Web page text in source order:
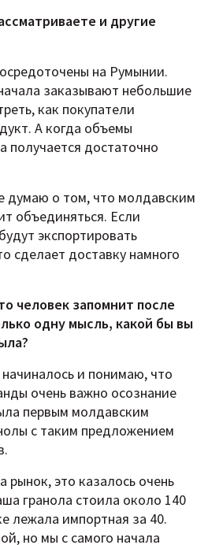
и другие
на Румынии.
заказывают небольшие
как покупатели
А когда объемы
получается достаточно
думаю о том, что молдавским
объединяться. Если
экспортировать
сделает доставку намного
человек запомнит после
одну мысль, какой бы вы
и понимаю, что
очень важно осознание
первым молдавским
с таким предложением
рынок, это казалось очень
гранола стоила около 140
лежала импортная за 40.
но мы с самого начала